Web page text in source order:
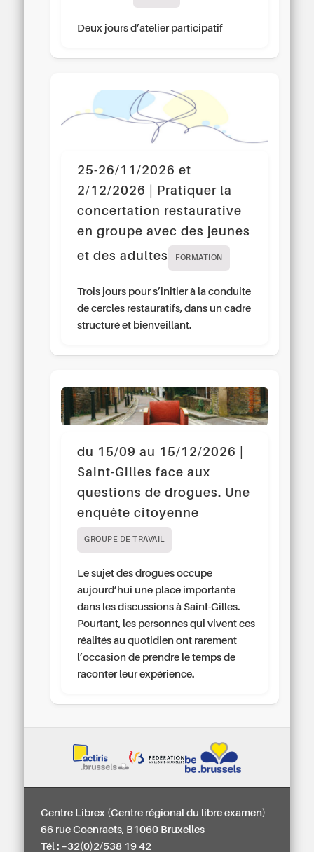
Deux jours d’atelier participatif
25-26/11/2026 et
2/12/2026 | Pratiquer la
concertation restaurative
en groupe avec des jeunes
et des adultes
FORMATION
Trois jours pour s’initier à la conduite
de cercles restauratifs, dans un cadre
structuré et bienveillant.
du 15/09 au 15/12/2026 |
Saint-Gilles face aux
questions de drogues. Une
enquête citoyenne
GROUPE DE TRAVAIL
Le sujet des drogues occupe
aujourd’hui une place importante
dans les discussions à Saint-Gilles.
Pourtant, les personnes qui vivent ces
réalités au quotidien ont rarement
l’occasion de prendre le temps de
raconter leur expérience.
Centre Librex (Centre régional du libre examen)
66 rue Coenraets, B1060 Bruxelles
Tél : +32(0)2/538 19 42